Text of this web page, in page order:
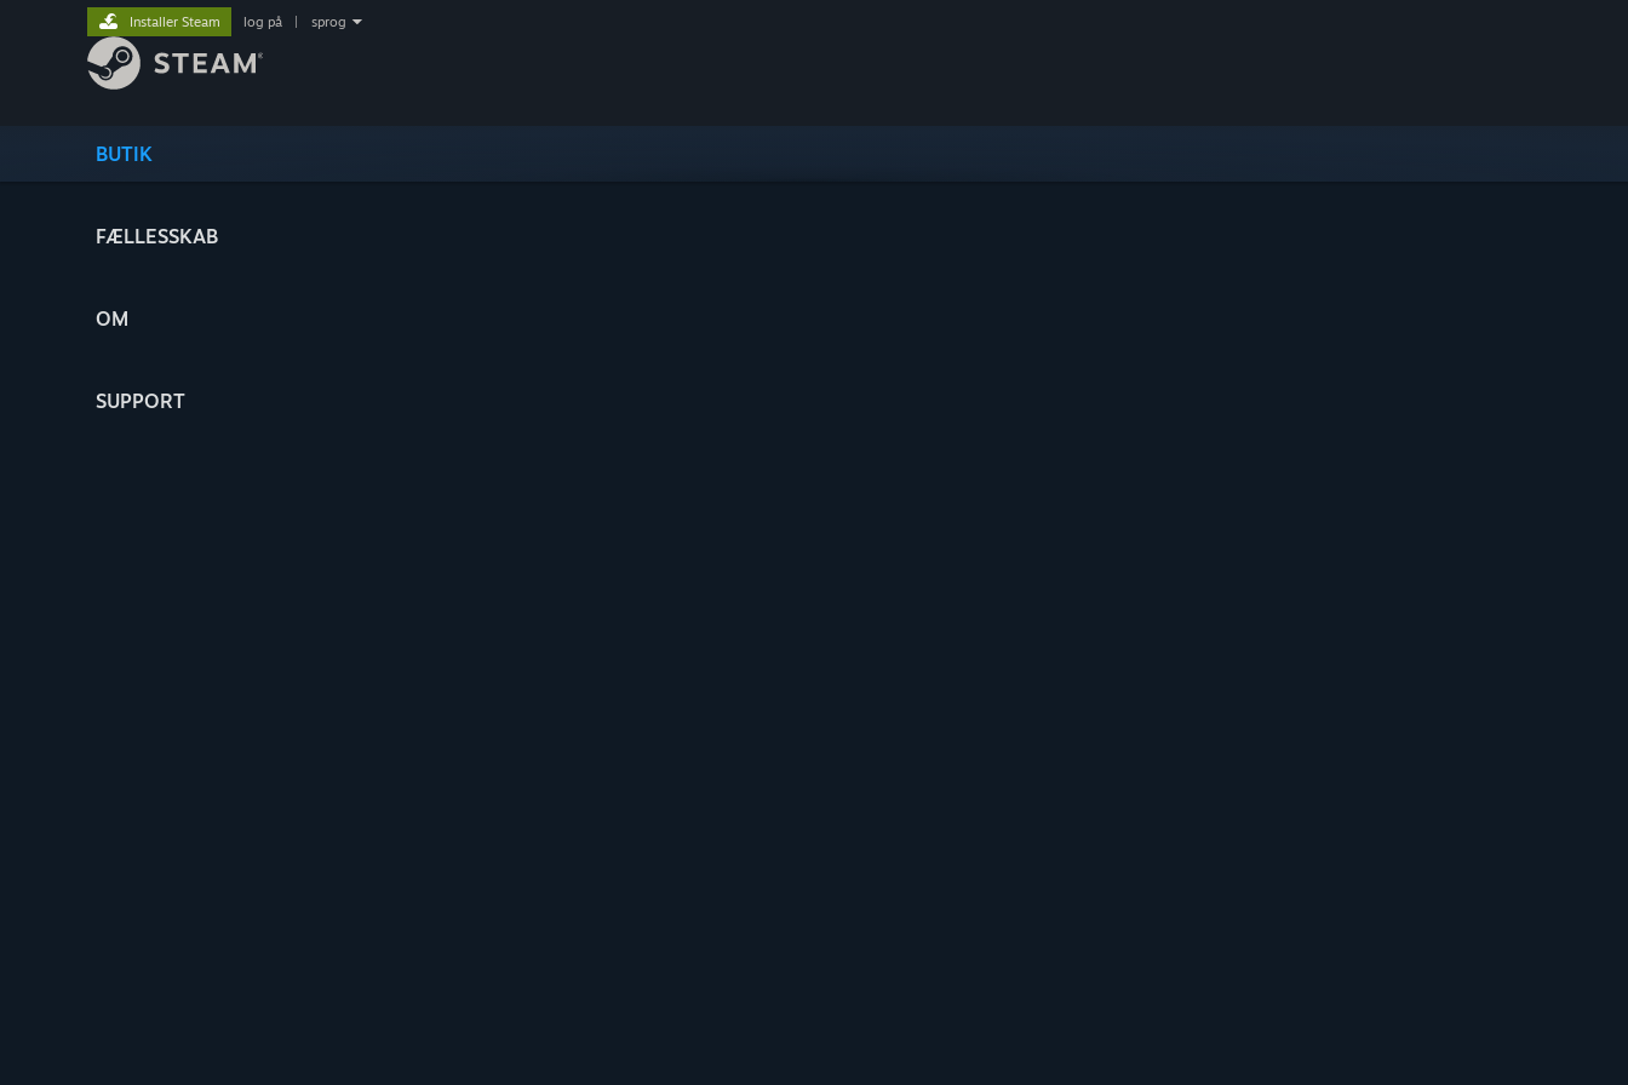
BUTIK
FÆLLESSKAB
OM
SUPPORT
Installer Steam log på sprog